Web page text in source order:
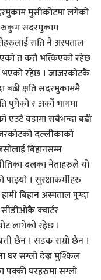
मुसीकोटमा लगेको
रुकुम सदरमुकाम
राति नै अस्पताल
त कतै भत्किएको रहेछ
भएको रहेछ । जाजरकोटकै
बढी क्षति सदरमुकाममै
पुगेको र अर्को भागमा
एउटै वडामा सबैभन्दा बढी
दल्लीकाको
बिहानसम्म
दलका नेताहरुले यो
। सुरक्षाकर्मीहरु
बिहान अस्पताल पुग्दा
क्वार्टर
लागेको रहेछ ।
छैन । सडक राम्रो छैन ।
घर सग्लो देख्न मुश्किल
पक्की घरहरुमा सग्लो